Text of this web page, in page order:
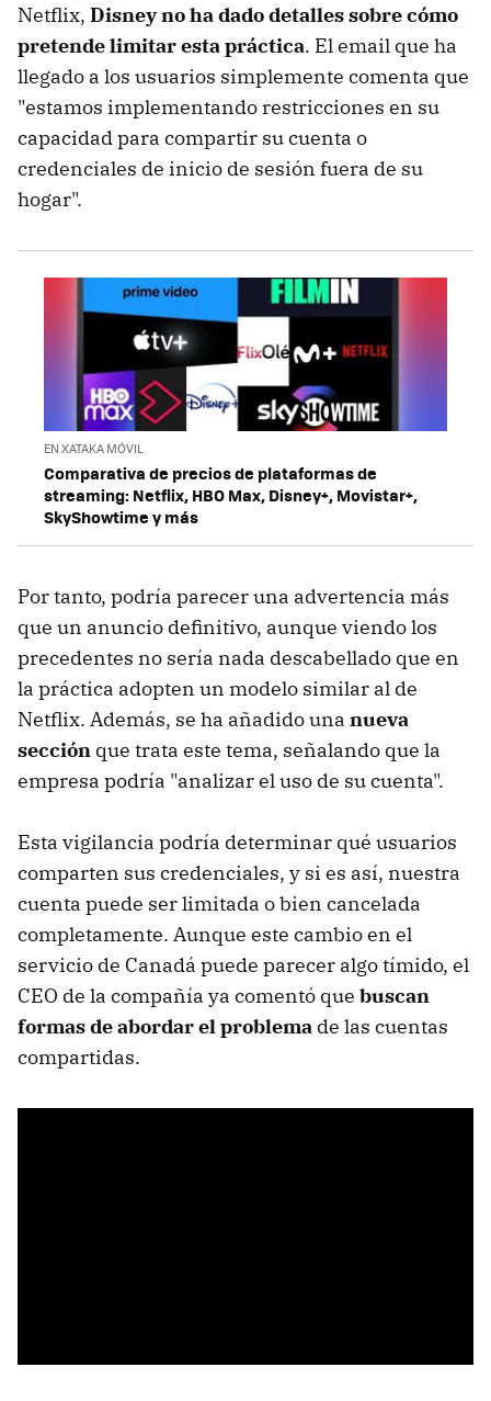
Netflix, Disney no ha dado detalles sobre cómo
pretende limitar esta práctica. El email que ha
llegado a los usuarios simplemente comenta que
"estamos implementando restricciones en su
capacidad para compartir su cuenta o
credenciales de inicio de sesión fuera de su
hogar".
EN XATAKA MÓVIL
Comparativa de precios de plataformas de
streaming: Netflix, HBO Max, Disney+, Movistar+,
SkyShowtime y más
Por tanto, podría parecer una advertencia más
que un anuncio definitivo, aunque viendo los
precedentes no sería nada descabellado que en
la práctica adopten un modelo similar al de
Netflix. Además, se ha añadido una nueva
sección que trata este tema, señalando que la
empresa podría "analizar el uso de su cuenta".
Esta vigilancia podría determinar qué usuarios
comparten sus credenciales, y si es así, nuestra
cuenta puede ser limitada o bien cancelada
completamente. Aunque este cambio en el
servicio de Canadá puede parecer algo tímido, el
CEO de la compañía ya comentó que buscan
formas de abordar el problema de las cuentas
compartidas.